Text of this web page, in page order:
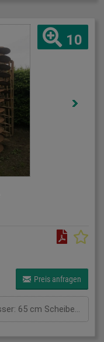
10
Preis anfragen
Arbeitsbreite: 6 m Walzendurchmesser: 65 cm Scheibendurchmesser: 42 cm